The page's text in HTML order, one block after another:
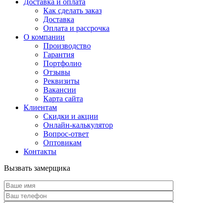
Доставка и оплата
Как сделать заказ
Доставка
Оплата и рассрочка
О компании
Производство
Гарантия
Портфолио
Отзывы
Реквизиты
Вакансии
Карта сайта
Клиентам
Скидки и акции
Онлайн-калькулятор
Вопрос-ответ
Оптовикам
Контакты
Вызвать замерщика